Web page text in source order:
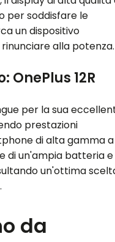
per soddisfare le
un dispositivo
alla potenza.
12R
per la sua
prestazioni
di alta gamma a
di un'ampia batteria e
un'ottima
da